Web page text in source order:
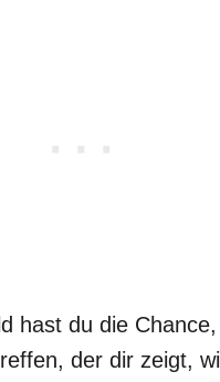
hast du die
der dir zeigt,